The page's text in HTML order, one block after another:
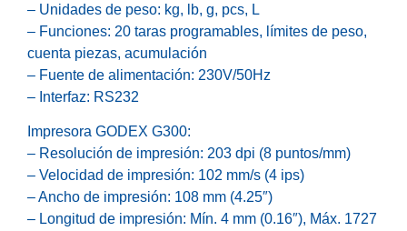
– Unidades de peso: kg, lb, g, pcs, L
– Funciones: 20 taras programables, límites de peso,
cuenta piezas, acumulación
– Fuente de alimentación: 230V/50Hz
– Interfaz: RS232
Impresora GODEX G300:
– Resolución de impresión: 203 dpi (8 puntos/mm)
– Velocidad de impresión: 102 mm/s (4 ips)
– Ancho de impresión: 108 mm (4.25″)
– Longitud de impresión: Mín. 4 mm (0.16″), Máx. 1727